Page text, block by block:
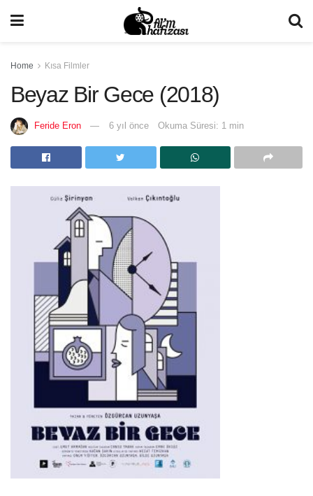
Home Kısa Filmler
Beyaz Bir Gece (2018)
Feride Eron 6 yıl önce Okuma Süresi: 1 min